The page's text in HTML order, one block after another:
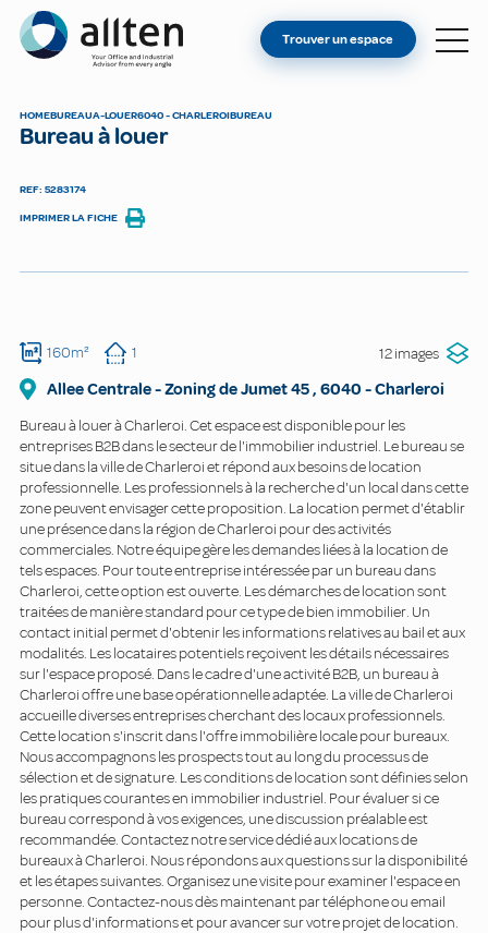
Allten
TROUVER UN ESPACE
Trouver un espace
HOMEBUREAUA-LOUER6040 - CHARLEROIBUREAU
Bureau à louer
REF: 5283174
IMPRIMER LA FICHE
160m² 1 12 images
Allee Centrale - Zoning de Jumet45, 6040 -Charleroi
Bureau à louer à Charleroi. Cet espace est disponible pour les
entreprises B2B dans le secteur de l'immobilier industriel. Le bureau se
situe dans la ville de Charleroi et répond aux besoins de location
professionnelle. Les professionnels à la recherche d'un local dans cette
zone peuvent envisager cette proposition. La location permet d'établir
une présence dans la région de Charleroi pour des activités
commerciales. Notre équipe gère les demandes liées à la location de
tels espaces. Pour toute entreprise intéressée par un bureau dans
Charleroi, cette option est ouverte. Les démarches de location sont
traitées de manière standard pour ce type de bien immobilier. Un
contact initial permet d'obtenir les informations relatives au bail et aux
modalités. Les locataires potentiels reçoivent les détails nécessaires
sur l'espace proposé. Dans le cadre d'une activité B2B, un bureau à
Charleroi offre une base opérationnelle adaptée. La ville de Charleroi
accueille diverses entreprises cherchant des locaux professionnels.
Cette location s'inscrit dans l'offre immobilière locale pour bureaux.
Nous accompagnons les prospects tout au long du processus de
sélection et de signature. Les conditions de location sont définies selon
les pratiques courantes en immobilier industriel. Pour évaluer si ce
bureau correspond à vos exigences, une discussion préalable est
recommandée. Contactez notre service dédié aux locations de
bureaux à Charleroi. Nous répondons aux questions sur la disponibilité
et les étapes suivantes. Organisez une visite pour examiner l'espace en
personne. Contactez-nous dès maintenant par téléphone ou email
pour plus d'informations et pour avancer sur votre projet de location.